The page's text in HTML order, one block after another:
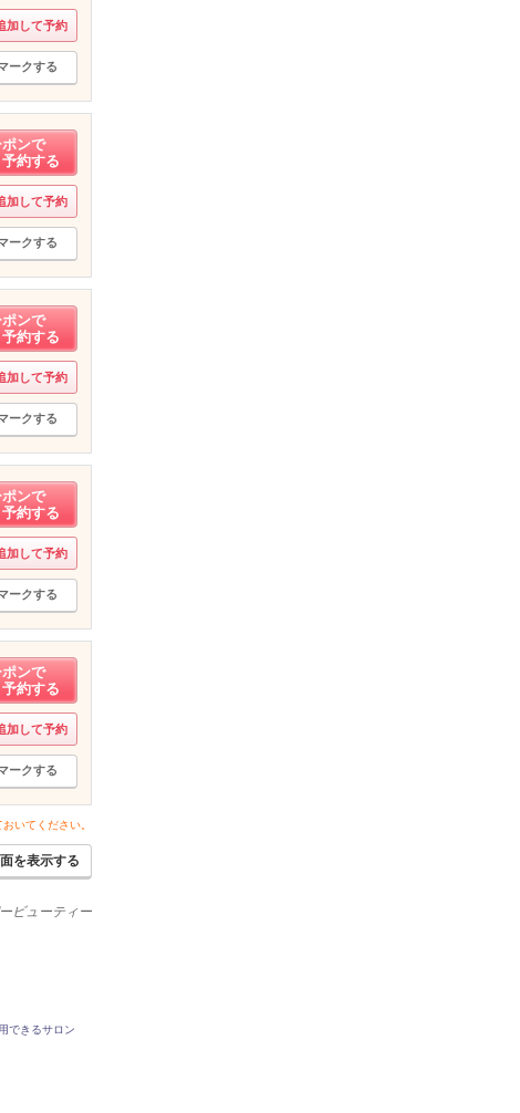
加して予約
ークする
ンで
約する
加して予約
ークする
ンで
約する
加して予約
ークする
ンで
約する
加して予約
ークする
ンで
約する
加して予約
ークする
いてください。
を表示する
ビューティー
できるサロン